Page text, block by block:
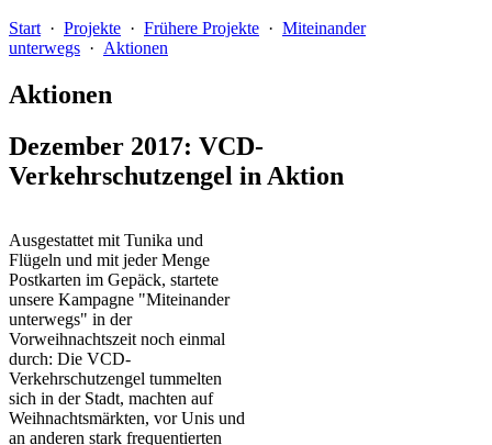
Start · Projekte · Frühere Projekte · Miteinander
unterwegs · Aktionen
Aktionen
Dezember 2017: VCD-
Verkehrschutzengel in Aktion
Ausgestattet mit Tunika und
Flügeln und mit jeder Menge
Postkarten im Gepäck, startete
unsere Kampagne "Miteinander
unterwegs" in der
Vorweihnachtszeit noch einmal
durch: Die VCD-
Verkehrschutzengel tummelten
sich in der Stadt, machten auf
Weihnachtsmärkten, vor Unis und
an anderen stark frequentierten